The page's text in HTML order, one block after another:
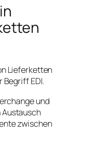
Lieferketten
EDI.
und
zwischen